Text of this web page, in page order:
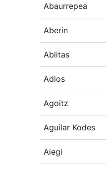
Abaurrepea
Aberin
Ablitas
Adios
Agoitz
Aguilar Kodes
Aiegi